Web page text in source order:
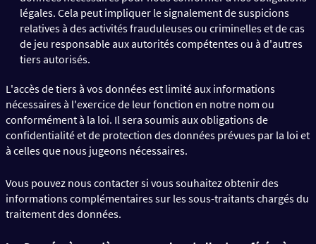
légales. Cela peut impliquer le signalement de suspicions
relatives à des activités frauduleuses ou criminelles et de cas
de jeu responsable aux autorités compétentes ou à d'autres
tiers autorisés.
L'accès de tiers à vos données est limité aux informations
nécessaires à l'exercice de leur fonction en notre nom ou
conformément à la loi. Il sera soumis aux obligations de
confidentialité et de protection des données prévues par la loi et
à celles que nous jugeons nécessaires.
Vous pouvez nous contacter si vous souhaitez obtenir des
informations complémentaires sur les sous-traitants chargés du
traitement des données.